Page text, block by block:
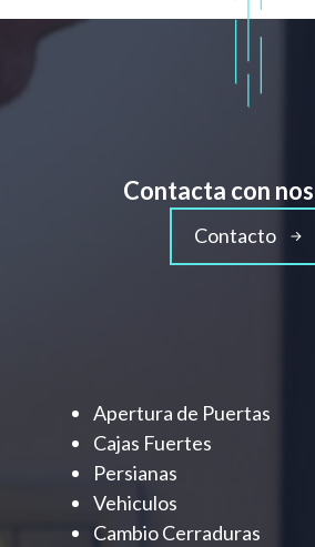
Contacta con
Contacto
Apertura de Puertas
Cajas Fuertes
Persianas
Vehiculos
Cambio Cerraduras